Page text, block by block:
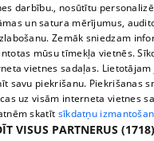
pirms 1 gada, 10 mēnešiem
Pēc eksāmenu
61 skolēns
darbību., nosūtītu
un satura mērījumus,
Zemāk sniedzam
mūsu tīmekļa vietnēs.
vietnes sadaļas.
savu piekrišanu. Piekrišanas
uz visām interneta vietnes
skatīt sīkdatņu
VISUS PARTNERUS